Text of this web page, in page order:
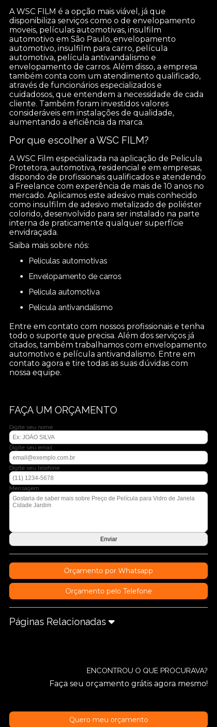
A WSC FILM é a opção mais viável, já que
disponibiliza serviços como o de envelopamento
moveis, películas automotivas, insulfilm
automotivo em São Paulo, envelopamento
automotivo, insulfilm para carro, película
automotiva, película antivandalismo e
envelopamento de carros. Além disso, a empresa
também conta com um atendimento qualificado,
através de funcionários especializados e
cuidadosos, que entendem a necessidade de cada
cliente. Também foram investidos valores
consideráveis em instalações de qualidade,
aumentando a eficiência da marca.
Por que escolher a WSC FILM?
A WSC Film especializada na aplicação de Pelicula
Protetora, automotiva, residencial e em empresas,
dispondo de profissionais qualificados e atendendo
a Freelance com experência de mais de 10 anos no
mercado. Aplicamos este adesivo mais conhecido
como insulfilm de adesivo metalizado de poliéster
colorido, desenvolvido para ser instalado na parte
interna de praticamente qualquer superfície
envidraçada.
Saiba mais sobre nós:
películas automotivas
envelopamento de carros
película automotiva
película antivandalismo
Entre em contato com nossos profissionais e tenha
todo o suporte que precisa. Além dos serviços já
citados, também trabalhamos com envelopamento
automotivo e película antivandalismo. Entre em
contato agora e tire todas as suas dúvidas com
nossa equipe.
FAÇA UM ORÇAMENTO
Digite seu nome
Digite seu email
Digite seu telefone
Mensagem
Orçamento por Whatsapp
Orçamento pelo Telefone
Páginas Relacionadas
ENCONTROU O QUE PROCURAVA?
Faça seu orçamento grátis agora mesmo!
Quero meu orçamento